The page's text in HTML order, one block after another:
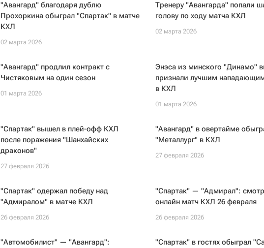
"Авангард" благодаря дублю
Прохоркина обыграл "Спартак" в матче
КХЛ
02 марта 2026
Тренеру "Авангарда" попали
голову по ходу матча КХЛ
02 марта 2026
"Авангард" продлил контракт с
Чистяковым на один сезон
01 марта 2026
Энэса из минского "Динамо"
признали лучшим
в КХЛ
01 марта 2026
"Спартак" вышел в плей-офф КХЛ
после поражения "Шанхайских
драконов"
27 февраля 2026
"Авангард" в овертайме
"Металлург" в КХЛ
27 февраля 2026
"Спартак" одержал победу над
"Адмиралом" в матче КХЛ
26 февраля 2026
"Спартак" — "Адмирал":
онлайн матч КХЛ 26 февраля
26 февраля 2026
"Автомобилист" — "Авангард":
"Спартак" в гостях обыграл